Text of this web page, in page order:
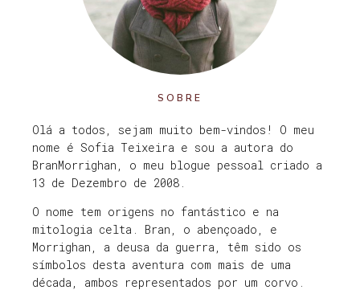
SOBRE
Olá a todos, sejam muito bem-vindos! O meu
nome é Sofia Teixeira e sou a autora do
BranMorrighan, o meu blogue pessoal criado a
13 de Dezembro de 2008.
O nome tem origens no fantástico e na
mitologia celta. Bran, o abençoado, e
Morrighan, a deusa da guerra, têm sido os
símbolos desta aventura com mais de uma
década, ambos representados por um corvo.